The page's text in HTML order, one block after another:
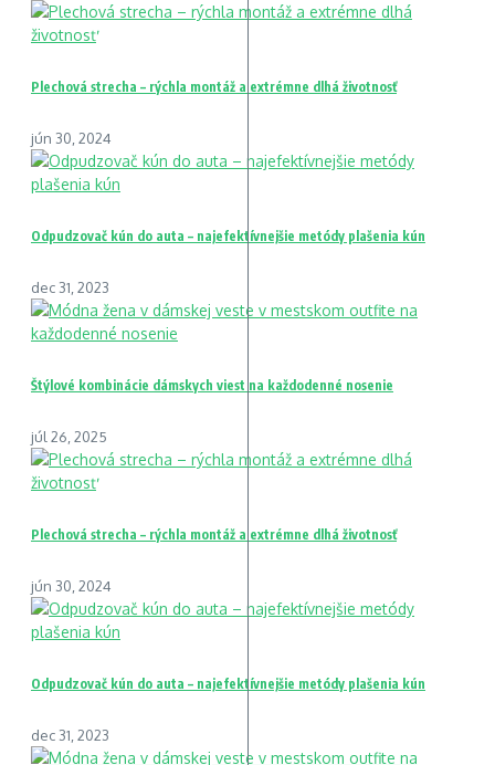
Plechová strecha – rýchla montáž a extrémne dlhá životnosť
jún 30, 2024
Odpudzovač kún do auta – najefektívnejšie metódy plašenia kún
dec 31, 2023
Štýlové kombinácie dámskych viest na každodenné nosenie
júl 26, 2025
Plechová strecha – rýchla montáž a extrémne dlhá životnosť
jún 30, 2024
Odpudzovač kún do auta – najefektívnejšie metódy plašenia kún
dec 31, 2023